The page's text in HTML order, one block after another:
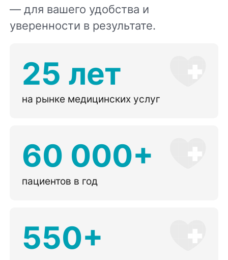
— для вашего удобства и
уверенности в результате.
25 лет
на рынке медицинских услуг
60 000+
пациентов в год
550+